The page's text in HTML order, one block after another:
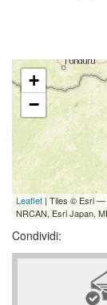
+
−
Leaflet | Tiles © Esri —
NRCAN, Esri Japan,
Condividi: